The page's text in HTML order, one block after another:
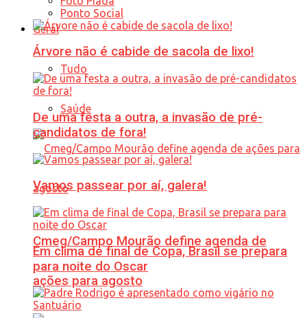
Geral
Tudo
Saúde
Cmeg/Campo Mourão define agenda de
ações para agosto
Ponto Social
Árvore não é cabide de sacola de lixo!
De uma festa a outra, a invasão de pré-
candidatos de fora!
Vamos passear por aí, galera!
Em clima de final de Copa, Brasil se prepara
para noite do Oscar